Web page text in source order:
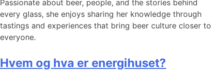
Passionate about beer, people, and the stories behind
every glass, she enjoys sharing her knowledge through
tastings and experiences that bring beer culture closer to
everyone.
Hvem og hva er energihuset?